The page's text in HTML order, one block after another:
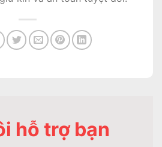
hỗ trợ bạn